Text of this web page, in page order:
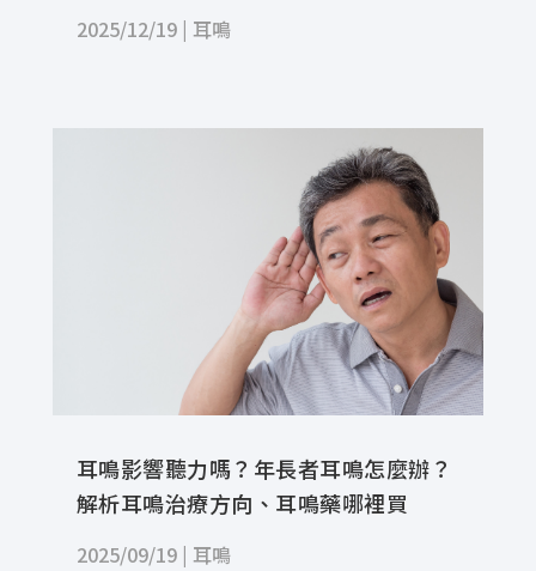
2025/12/19| 耳鳴
耳鳴影響聽力嗎？年長者耳鳴怎麼辦？
解析耳鳴治療方向、耳鳴藥哪裡買
2025/09/19| 耳鳴